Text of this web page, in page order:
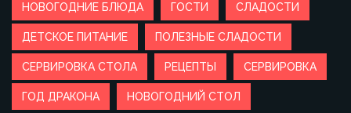
НОВОГОДНИЕ БЛЮДА ГОСТИ СЛАДОСТИ
ДЕТСКОЕ ПИТАНИЕ ПОЛЕЗНЫЕ СЛАДОСТИ
СЕРВИРОВКА СТОЛА РЕЦЕПТЫ СЕРВИРОВКА
ГОД ДРАКОНА НОВОГОДНИЙ СТОЛ